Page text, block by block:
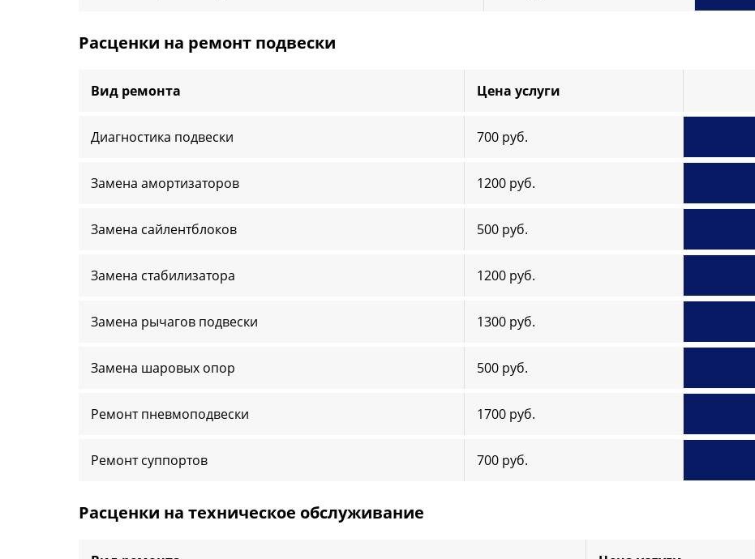
Расценки на ремонт подвески
Вид ремонта Цена услуги
Диагностика подвески 700 руб.
Замена амортизаторов 1200 руб.
Замена сайлентблоков 500 руб.
Замена стабилизатора 1200 руб.
Замена рычагов подвески 1300 руб.
Замена шаровых опор 500 руб.
Ремонт пневмоподвески 1700 руб.
Ремонт суппортов 700 руб.
Расценки на техническое обслуживание